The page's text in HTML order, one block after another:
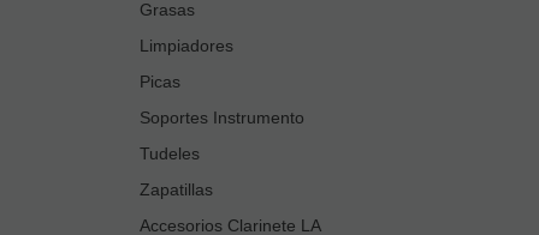
Grasas
Limpiadores
Picas
Soportes Instrumento
Tudeles
Zapatillas
Accesorios Clarinete LA